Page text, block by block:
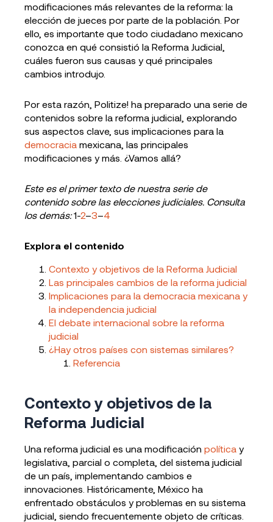
modificaciones más relevantes de la reforma: la
elección de jueces por parte de la población. Por
ello, es importante que todo ciudadano mexicano
conozca en qué consistió la Reforma Judicial,
cuáles fueron sus causas y qué principales
cambios introdujo.
Por esta razón, Politize! ha preparado una serie de
contenidos sobre la reforma judicial, explorando
sus aspectos clave, sus implicaciones para la
democracia mexicana, las principales
modificaciones y más. ¿Vamos allá?
Este es el primer texto de nuestra serie de
contenido sobre las elecciones judiciales. Consulta
los demás:1-2–3–4
Explora el contenido
Contexto y objetivos de la Reforma Judicial
Las principales cambios de la reforma judicial
Implicaciones para la democracia mexicana y
la independencia judicial
El debate internacional sobre la reforma
judicial
¿Hay otros países con sistemas similares?
Referencia
Contexto y objetivos de la
Reforma Judicial
Una reforma judicial es una modificación política y
legislativa, parcial o completa, del sistema judicial
de un país, implementando cambios e
innovaciones. Históricamente, México ha
enfrentado obstáculos y problemas en su sistema
judicial, siendo frecuentemente objeto de críticas.